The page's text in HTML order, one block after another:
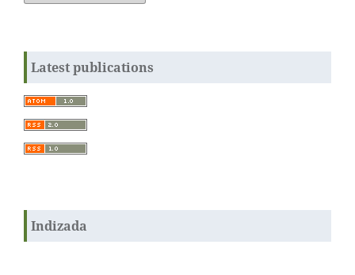
Latest publications
Indizada